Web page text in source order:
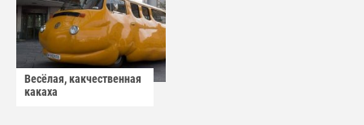
Весёлая, какчественная
какаха